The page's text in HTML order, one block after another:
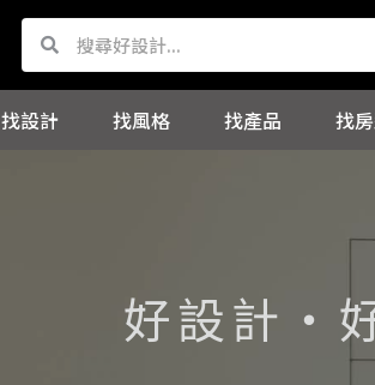
Search
Search
找設計 找風格 找產品 找
好設計・